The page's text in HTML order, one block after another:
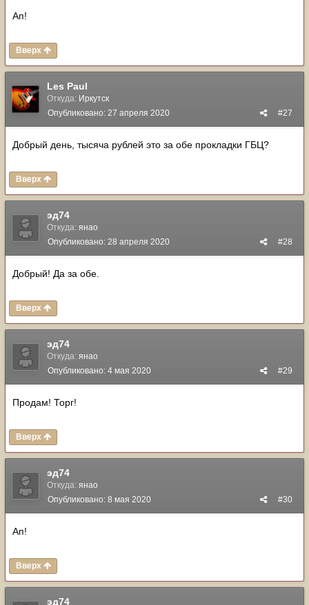
Ап!
Вверх
Les Paul
Откуда: Иркутск
#27
Опубликовано: 27 апреля 2020
Добрый день, тысяча рублей это за обе прокладки ГБЦ?
Вверх
эд74
Откуда: янао
#28
Опубликовано: 28 апреля 2020
Добрый! Да за обе.
Вверх
эд74
Откуда: янао
#29
Опубликовано: 4 мая 2020
Продам! Торг!
Вверх
эд74
Откуда: янао
#30
Опубликовано: 8 мая 2020
Ап!
Вверх
эд74